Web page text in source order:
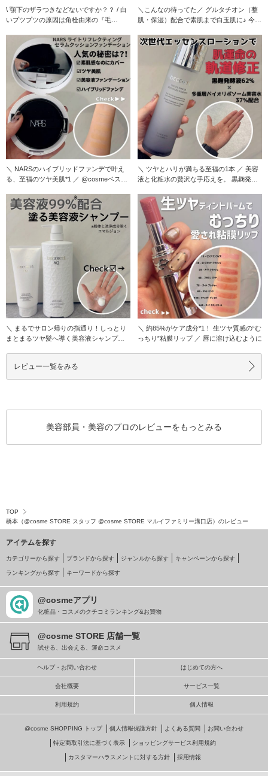
\ 顎下のザラつきなどないですか？？ / 白
いプツプツの原因は角栓由来の『毛
＼こんなの待ってた／ グルタチオン（整
肌・保湿）配合で素肌まで白玉肌に♪ 今っ
＼ NARSのハイブリッドファンデで叶え
る、至福のツヤ美肌*1 ／ @cosmeベスト
＼ ツヤとハリが満ちる至福の1本 ／ 美容
液と化粧水の贅沢な手応えを。 黒麹発酵
＼ まるでサロン帰りの指通り！しっとり
まとまるツヤ髪へ導く美容液シャンプー
＼ 約85%がケア成分*1！ 生ツヤ質感の“む
っちり”粘膜リップ ／ 唇に溶け込むように
レビュー一覧をみる
美容部員・美容のプロのレビューをもっとみる
TOP
橋本（@cosme STORE スタッフ @cosme STORE マルイファミリー溝口店）のレビュー
アイテムを探す
カテゴリーから探す ブランドから探す ジャンルから探す キャンペーンから探す
ランキングから探す キーワードから探す
@cosmeアプリ
化粧品・コスメのクチコミランキング&お買物
@cosme STORE 店舗一覧
試せる、出会える、運命コスメ
ヘルプ・お問い合わせ はじめての方へ
会社概要 サービス一覧
利用規約 個人情報
@cosme SHOPPING トップ 個人情報保護方針 よくある質問 お問い合わせ
特定商取引法に基づく表示 ショッピングサービス利用規約
カスタマーハラスメントに対する方針 採用情報